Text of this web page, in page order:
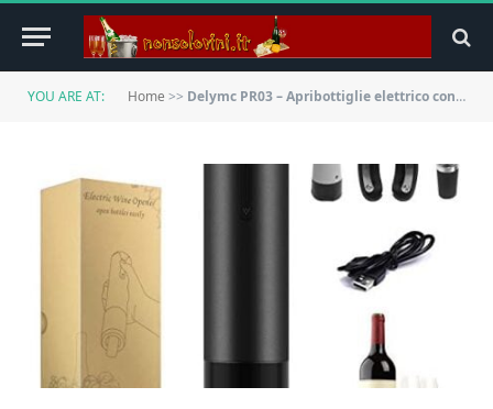
YOU ARE AT: Home >> Delymc PR03 – Apribottiglie elettrico con tagliacapsule, ricaricabile, cavatappi automatici, con indicatore di batteria, ricarica rapida, per casa, matrimoni, feste, bar e come regalo